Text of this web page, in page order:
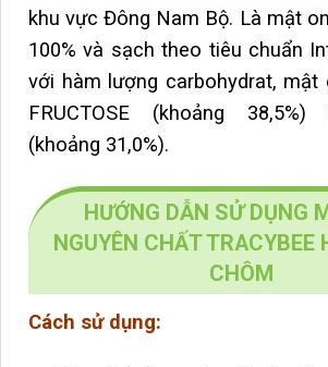
khu vực Đông Nam Bộ. Là mật
100% và sạch theo tiêu chuẩn
với hàm lượng carbohydrat, mật
FRUCTOSE (khoảng 38,5%)
(khoảng 31,0%).
HƯỚNG DẪN SỬ DỤNG
NGUYÊN CHẤT TRACYBEE
CHÔM
Cách sử dụng: